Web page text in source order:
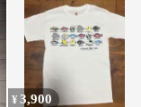
¥3,900